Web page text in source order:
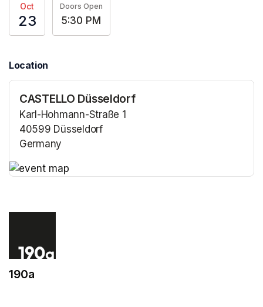
Oct
23
Doors Open
5:30 PM
Location
CASTELLO Düsseldorf
Karl-Hohmann-Straße 1
40599 Düsseldorf
Germany
190a